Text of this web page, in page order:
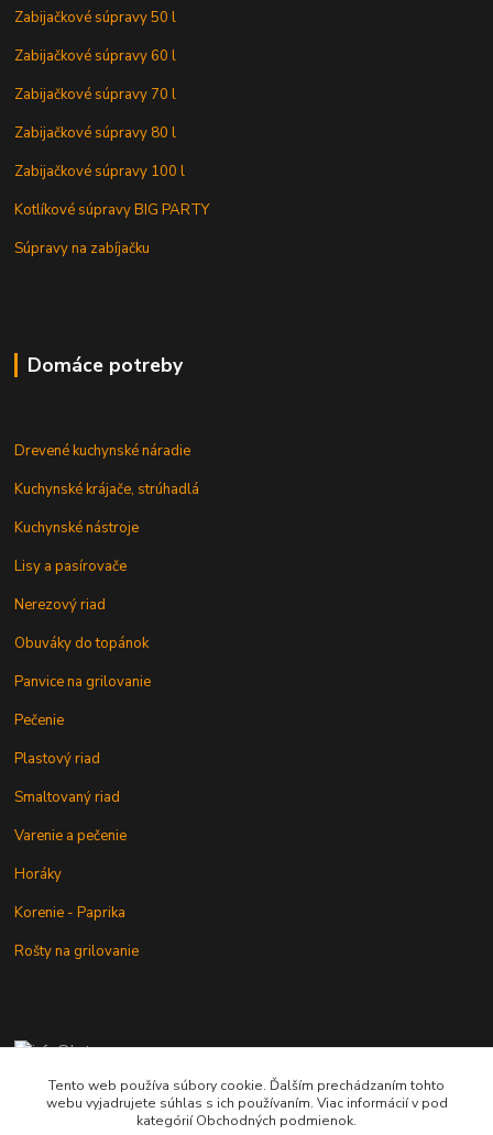
Zabijačkové súpravy 50 l
Zabijačkové súpravy 60 l
Zabijačkové súpravy 70 l
Zabijačkové súpravy 80 l
Zabijačkové súpravy 100 l
Kotlíkové súpravy BIG PARTY
Súpravy na zabíjačku
Domáce potreby
Drevené kuchynské náradie
Kuchynské krájače, strúhadlá
Kuchynské nástroje
Lisy a pasírovače
Nerezový riad
Obuváky do topánok
Panvice na grilovanie
Pečenie
Plastový riad
Smaltovaný riad
Varenie a pečenie
Horáky
Korenie - Paprika
Rošty na grilovanie
+421 902 212 007
od 8:00 - do 16:00 hod
Tento web používa súbory cookie. Ďalším prechádzaním tohto
webu vyjadrujete súhlas s ich používaním. Viac informácií v pod
kategórií Obchodných podmienok.